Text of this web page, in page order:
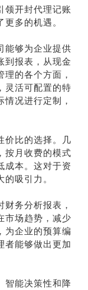
领开封代理记账
多的机遇。
能够为企业提供
到报表，从现金
的各个方面，
灵活可配置的特
况进行定制，
价比的选择。几
按月收费的模式
成本。这对于资
吸引力。
务分析报表，
市场趋势，减少
为企业的预算编
者能够做出更加
智能决策性和降